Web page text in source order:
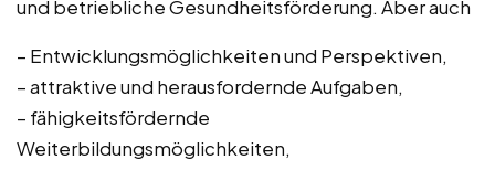
und betriebliche Gesundheitsförderung. Aber auch
– Entwicklungsmöglichkeiten und Perspektiven,
– attraktive und herausfordernde Aufgaben,
– fähigkeitsfördernde
Weiterbildungsmöglichkeiten,